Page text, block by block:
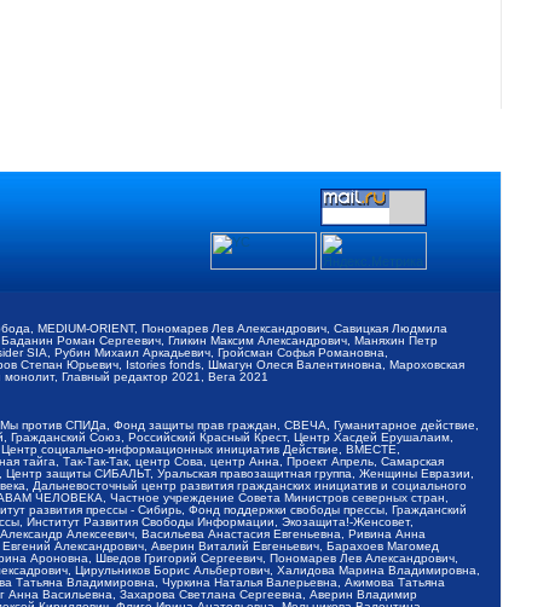
MEDIUM-ORIENT, Пономарев Лев Александрович, Савицкая Людмила
Роман Сергеевич, Гликин Максим Александрович, Маняхин Петр
SIA, Рубин Михаил Аркадьевич, Гройсман Софья Романовна,
Степан Юрьевич, Istories fonds, Шмагун Олеся Валентиновна, Мароховская
Главный редактор 2021, Вега 2021
против СПИДа, Фонд защиты прав граждан, СВЕЧА, Гуманитарное действие,
Гражданский Союз, Российский Красный Крест, Центр Хасдей Ерушалаим,
социально-информационных инициатив Действие, ВМЕСТЕ,
тайга, Так-Так-Так, центр Сова, центр Анна, Проект Апрель, Самарская
защиты СИБАЛЬТ, Уральская правозащитная группа, Женщины Евразии,
Дальневосточный центр развития гражданских инициатив и социального
ЧЕЛОВЕКА, Частное учреждение Совета Министров северных стран,
развития прессы - Сибирь, Фонд поддержки свободы прессы, Гражданский
Институт Развития Свободы Информации, Экозащита!-Женсовет,
Алексеевич, Васильева Анастасия Евгеньевна, Ривина Анна
Александрович, Аверин Виталий Евгеньевич, Барахоев Магомед
Ароновна, Шведов Григорий Сергеевич, Пономарев Лев Александрович,
Цирульников Борис Альбертович, Халидова Марина Владимировна,
Татьяна Владимировна, Чуркина Наталья Валерьевна, Акимова Татьяна
Васильевна, Захарова Светлана Сергеевна, Аверин Владимир